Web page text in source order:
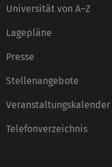
Universität von A–Z
Lagepläne
Presse
Stellenangebote
Veranstaltungskalender
Telefonverzeichnis